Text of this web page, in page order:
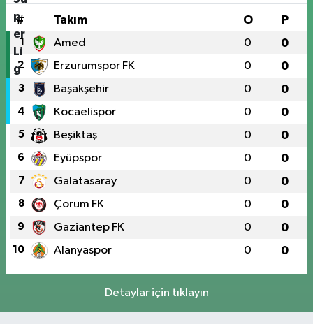
# Takım O P
1 Amed 0 0
2 Erzurumspor FK 0 0
3 Başakşehir 0 0
4 Kocaelispor 0 0
5 Beşiktaş 0 0
6 Eyüpspor 0 0
7 Galatasaray 0 0
8 Çorum FK 0 0
9 Gaziantep FK 0 0
10 Alanyaspor 0 0
Detaylar için tıklayın